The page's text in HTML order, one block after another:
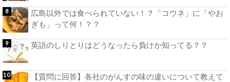
広島以外では食べられていない！？「コウネ」に「やお
ぎも」って何！？？
英語のしりとりはどうなったら負けか知ってる？？
【質問に回答】各社のがんすの味の違いについて教えて